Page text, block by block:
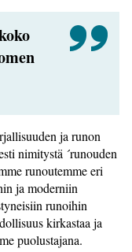
ja runon
nimitystä ´runouden
runoutemme eri
ja moderniin
runoihin
kirkastaa ja
puolustajana.